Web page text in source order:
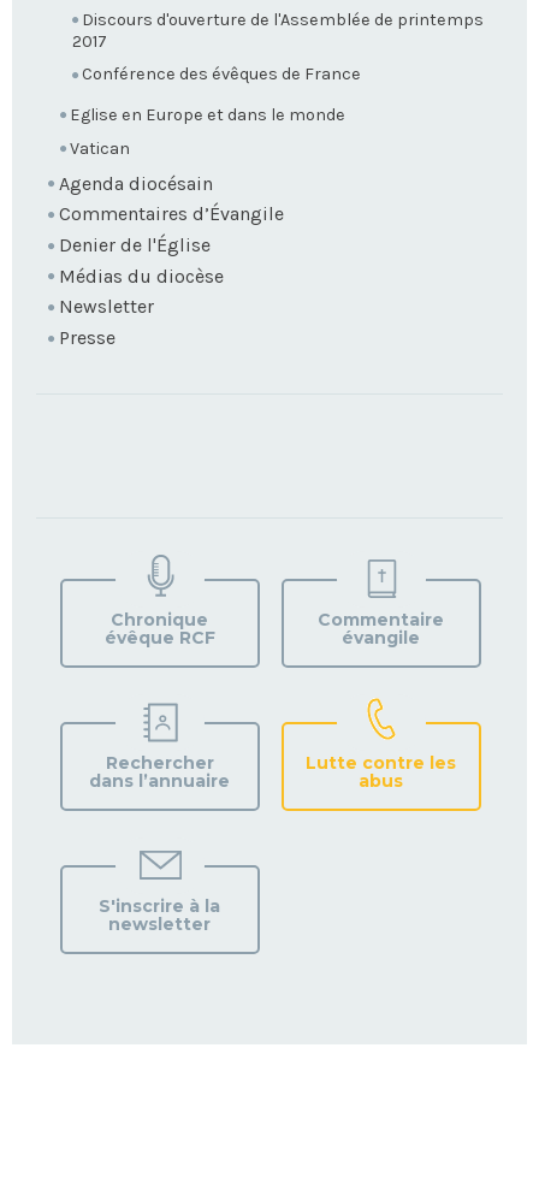
Discours d'ouverture de l'Assemblée de printemps
2017
Conférence des évêques de France
Eglise en Europe et dans le monde
Vatican
Agenda diocésain
Commentaires d’Évangile
Denier de l'Église
Médias du diocèse
Newsletter
Presse
VOTRE
PAROISSE
Chronique
évêque RCF
Commentaire
évangile
Rechercher
dans l’annuaire
Lutte contre les
abus
S'inscrire à la
newsletter